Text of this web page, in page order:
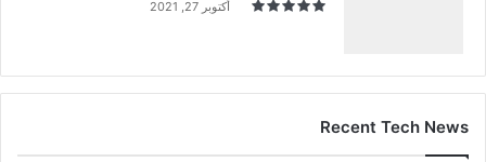
أكتوبر 27, 2021
Recent Tech News